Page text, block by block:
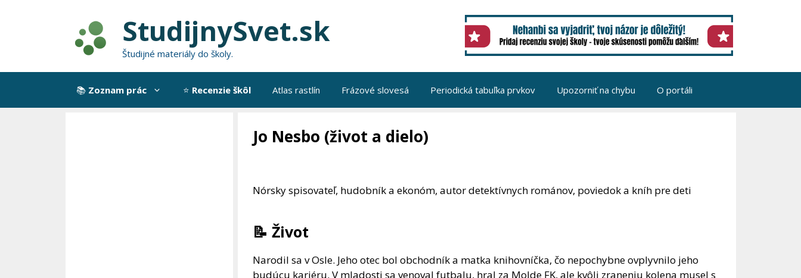
StudijnySvet.sk
Študijné materiály do školy.
📚 Zoznam prác ⭐ Recenzie škôl Atlas rastlín Frázové slovesá Periodická tabuľka prvkov Upozorniť na chybu O portáli
Jo Nesbo (život a dielo)
Nórsky spisovateľ, hudobník a ekonóm, autor detektívnych románov, poviedok a kníh pre deti
📝 Život
Narodil sa v Osle. Jeho otec bol obchodník a matka knihovníčka, čo nepochybne ovplyvnilo jeho
budúcu kariéru. V mladosti sa venoval futbalu, hral za Molde FK, ale kvôli zraneniu kolena musel s